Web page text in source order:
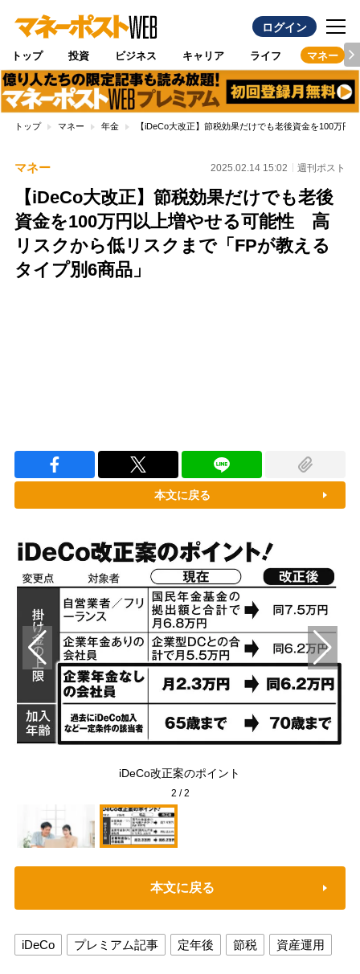
ログイン
トップ 投資 ビジネス キャリア ライフ マネー
トップ マネー 年金 【iDeCo大改正】節税効果だけでも老後資金を100万
マネー 2025.02.14 15:02 週刊ポスト
【iDeCo大改正】節税効果だけでも老後
資金を100万円以上増やせる可能性 高
リスクから低リスクまで「FPが教える
タイプ別6商品」
本文に戻る
iDeCo改正案のポイント
2 /2
本文に戻る
iDeCo プレミアム記事 定年後 節税 資産運用